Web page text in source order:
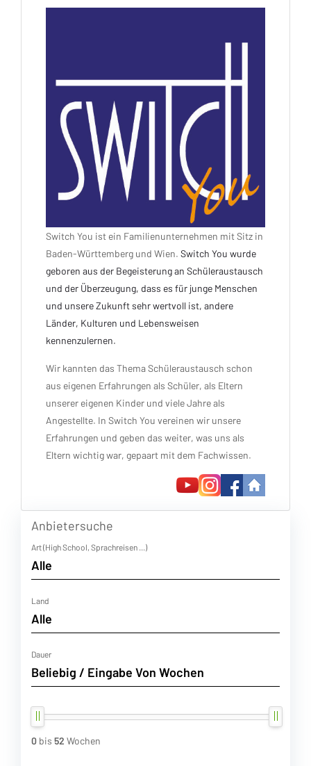
Switch You ist ein Familienunternehmen mit Sitz in
Baden-Württemberg und Wien. Switch You wurde
geboren aus der Begeisterung an Schüleraustausch
und der Überzeugung, dass es für junge Menschen
und unsere Zukunft sehr wertvoll ist, andere
Länder, Kulturen und Lebensweisen
kennenzulernen.
Wir kannten das Thema Schüleraustausch schon
aus eigenen Erfahrungen als Schüler, als Eltern
unserer eigenen Kinder und viele Jahre als
Angestellte. In Switch You vereinen wir unsere
Erfahrungen und geben das weiter, was uns als
Eltern wichtig war, gepaart mit dem Fachwissen.
Anbietersuche
Art (High School, Sprachreisen ...)
Land
Dauer
0 bis 52 Wochen